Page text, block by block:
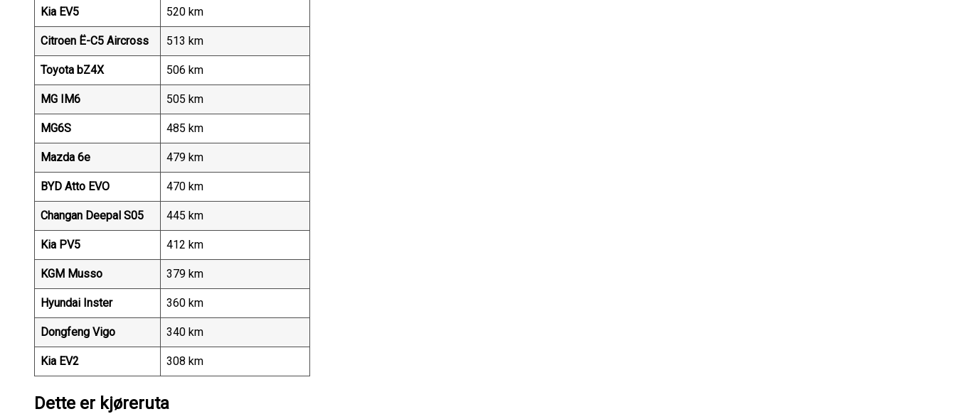
Kia EV5 520 km
Citroen Ë-C5 Aircross 513 km
Toyota bZ4X 506 km
MG IM6 505 km
MG6S 485 km
Mazda 6e 479 km
BYD Atto EVO 470 km
Changan Deepal S05 445 km
Kia PV5 412 km
KGM Musso 379 km
Hyundai Inster 360 km
Dongfeng Vigo 340 km
Kia EV2 308 km
Dette er kjøreruta